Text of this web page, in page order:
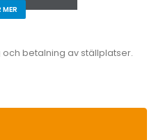
MER
och betalning av ställplatser.